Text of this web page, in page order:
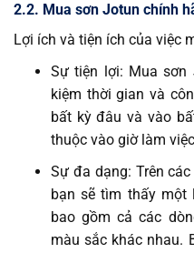
2.2. Mua sơn Jotun chính
Lợi ích và tiện ích của việc
Sự tiện lợi: Mua sơn
kiệm thời gian và
bất kỳ đâu và vào
thuộc vào giờ làm
Sự đa dạng: Trên
bạn sẽ tìm thấy một
bao gồm cả các
màu sắc khác nhau.